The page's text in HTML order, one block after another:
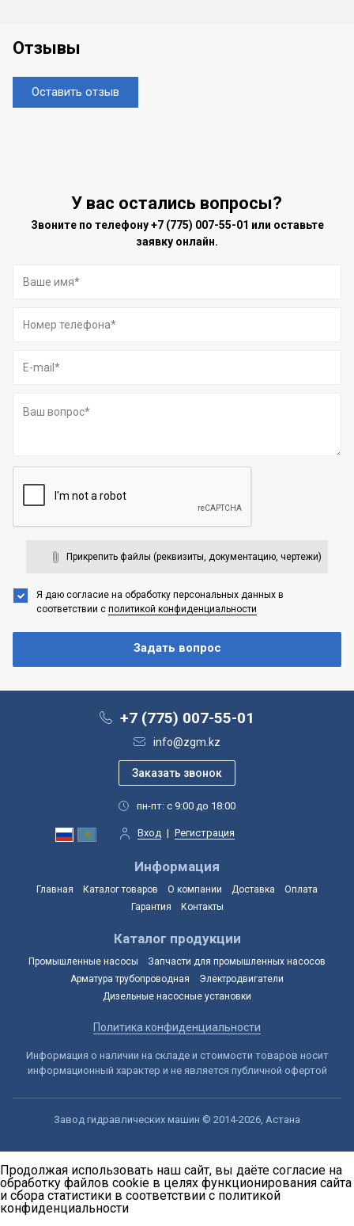
Отзывы
Оставить отзыв
У вас остались вопросы?
Звоните по телефону+7 (775) 007-55-01 или оставьте
заявку онлайн.
Прикрепить файлы (реквизиты, документацию, чертежи)
Я даю согласие на обработку персональных данных в
соответствии с политикой конфиденциальности
+7 (775) 007-55-01
info@zgm.kz
пн-пт: с 9:00 до 18:00
Вход | Регистрация
Информация
Главная Каталог товаров О компании Доставка
Оплата
Гарантия
Контакты
Каталог продукции
Промышленные насосы
Запчасти для промышленных насосов
Арматура трубопроводная
Электродвигатели
Дизельные насосные установки
Политика конфиденциальности
Информация о наличии на складе и стоимости товаров носит
информационный характер и не является публичной офертой
Завод гидравлических машин © 2014-2026, Астана
Продолжая использовать наш сайт, вы даёте согласие на
обработку файлов cookie в целях функционирования сайта
и сбора статистики в соответствии с политикой
конфиденциальности